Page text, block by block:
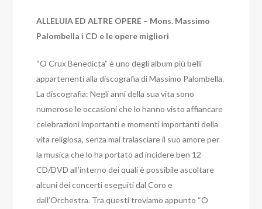
ALLELUIA ED ALTRE OPERE – Mons. Massimo
Palombella i CD e le opere migliori
“O Crux Benedicta” è uno degli album più belli
appartenenti alla discografia di Massimo Palombella.
La discografia:Negli anni della sua vita sono
numerose le occasioni che lo hanno visto affiancare
celebrazioni importanti e momenti importanti della
vita religiosa, senza mai tralasciare il suo amore per
la musica che lo ha portato ad incidere ben 12
CD/DVD all’interno dei quali è possibile ascoltare
alcuni dei concerti eseguiti dal Coro e
dall’Orchestra. Tra questi troviamo appunto “O